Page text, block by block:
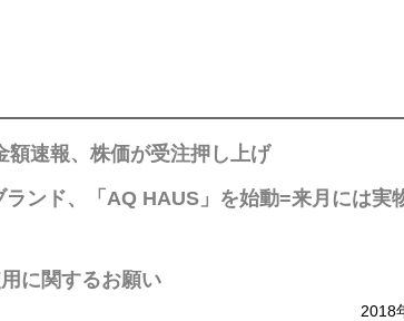
額速報、株価が受注押し上げ
ンド、「AQ HAUS」を始動=来月には実
に関するお願い
2018